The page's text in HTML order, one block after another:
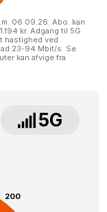
06.09.26. Abo. kan
kr. Adgang til 5G
hastighed ved
23-94 Mbit/s. Se
kan afvige fra
5G
200